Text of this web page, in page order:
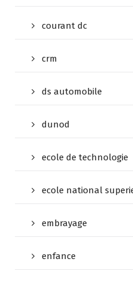
courant dc
crm
ds automobile
dunod
ecole de technologie
ecole national
embrayage
enfance